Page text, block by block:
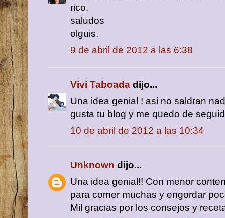
rico.
saludos
olguis.
9 de abril de 2012 a las 6:38
Vivi Taboada dijo...
Una idea genial ! asi no saldran
gusta tu blog y me quedo de
10 de abril de 2012 a las 10:34
Unknown dijo...
Una idea genial!! Con menor
para comer muchas y engordar
Mil gracias por los consejos y